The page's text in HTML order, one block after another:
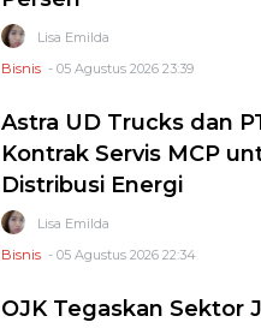
Lisa Emilda
Bisnis - 05 Agustus 2026 23:39
Astra UD Trucks dan
Kontrak Servis MCP
Distribusi Energi
Lisa Emilda
Bisnis - 05 Agustus 2026 22:34
OJK Tegaskan Sektor